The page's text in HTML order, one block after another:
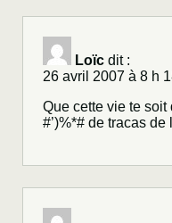
Loïc dit :
26 avril 2007 à 8 h
Que cette vie te
#’)%*# de tracas